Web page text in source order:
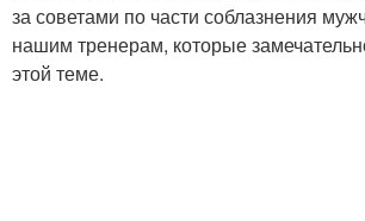
за советами по части соблазнения
нашим тренерам, которые
этой теме.